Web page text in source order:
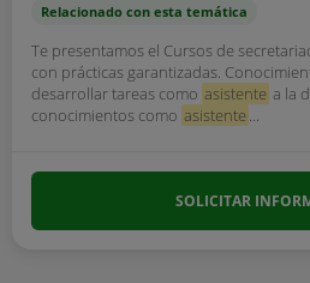
Relacionado con esta temática
Te presentamos el Cursos de
con prácticas garantizadas.
desarrollar tareas como asistente a la
conocimientos como asistente...
SOLICITAR